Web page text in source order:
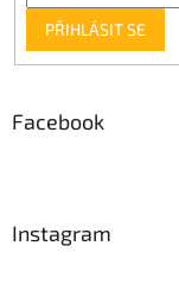
PŘIHLÁSIT SE
Facebook
Instagram